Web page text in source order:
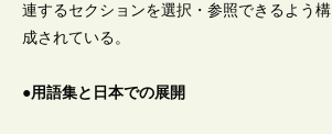
連するセクションを選択・参照できるよう構
成されている。
●用語集と日本での展開